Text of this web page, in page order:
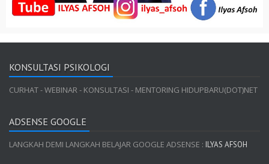
KONSULTASI PSIKOLOGI
CURHAT - WEBINAR - KONSULTASI - MENTORING HIDUPBARU(DOT)NET
ADSENSE GOOGLE
LANGKAH DEMI LANGKAH BELAJAR GOOGLE ADSENSE : ILYAS AFSOH